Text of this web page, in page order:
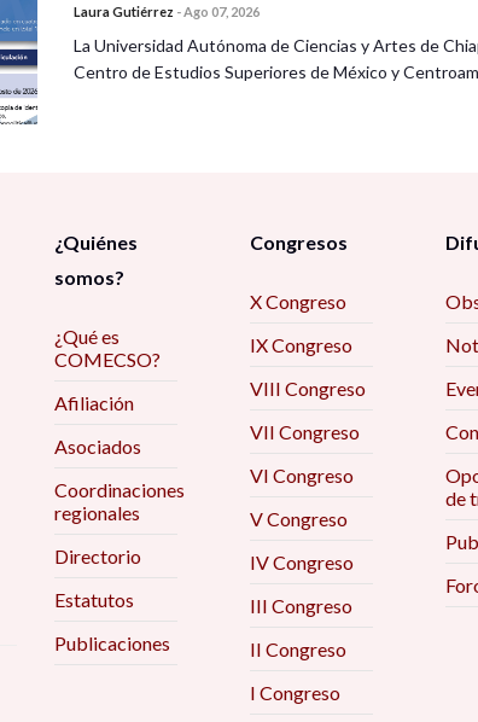
Laura Gutiérrez -Ago 07, 2026
La Universidad Autónoma de Ciencias y Artes de
Centro de Estudios Superiores de México y
¿Quiénes
somos?
¿Qué es
COMECSO?
Afiliación
Asociados
Coordinaciones
regionales
Directorio
Estatutos
Publicaciones
Congresos
X Congreso
IX Congreso
VIII Congreso
VII Congreso
VI Congreso
V Congreso
IV Congreso
III Congreso
II Congreso
I Congreso
de